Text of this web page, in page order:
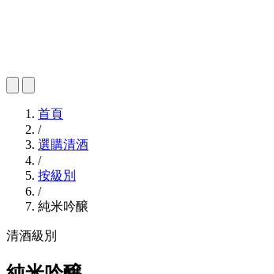
首頁
/
選購清酒
/
按級別
/
純米吟醸
清酒級別